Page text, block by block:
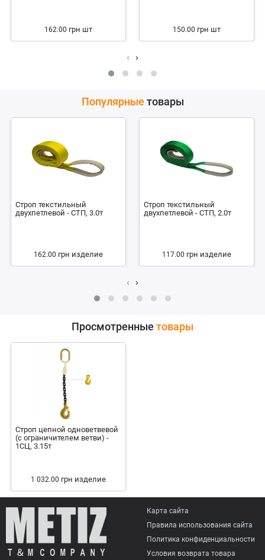
162.00 грн шт 150.00 грн шт
‹ ›
Популярные товары
Строп текстильный
двухпетлевой - СТП, 3.0т
162.00 грн изделие
Строп текстильный
двухпетлевой - СТП, 2.0т
117.00 грн изделие
‹ ›
Просмотренные товары
Строп цепной одноветвевой
(с ограничителем ветви) -
1СЦ, 3.15т
1 032.00 грн изделие
Карта сайта
Правила использования сайта
Политика конфиденциальности
Условия возврата товарa